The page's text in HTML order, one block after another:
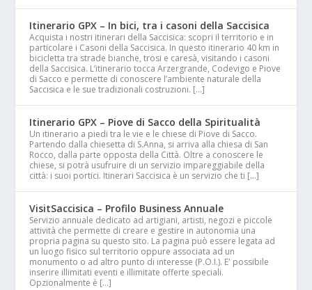
Itinerario GPX – In bici, tra i casoni della Saccisica
Acquista i nostri itinerari della Saccisica: scopri il territorio e in
particolare i Casoni della Saccisica. In questo itinerario 40 km in
bicicletta tra strade bianche, trosi e caresà, visitando i casoni
della Saccisica. L’itinerario tocca Arzergrande, Codevigo e Piove
di Sacco e permette di conoscere l’ambiente naturale della
Saccisica e le sue tradizionali costruzioni. […]
Itinerario GPX – Piove di Sacco della Spiritualità
Un itinerario a piedi tra le vie e le chiese di Piove di Sacco.
Partendo dalla chiesetta di S.Anna, si arriva alla chiesa di San
Rocco, dalla parte opposta della Città. Oltre a conoscere le
chiese, si potrà usufruire di un servizio impareggiabile della
città: i suoi portici. Itinerari Saccisica è un servizio che ti […]
VisitSaccisica – Profilo Business Annuale
Servizio annuale dedicato ad artigiani, artisti, negozi e piccole
attività che permette di creare e gestire in autonomia una
propria pagina su questo sito. La pagina può essere legata ad
un luogo fisico sul territorio oppure associata ad un
monumento o ad altro punto di interesse (P.O.I.). E' possibile
inserire illimitati eventi e illimitate offerte speciali.
Opzionalmente è […]